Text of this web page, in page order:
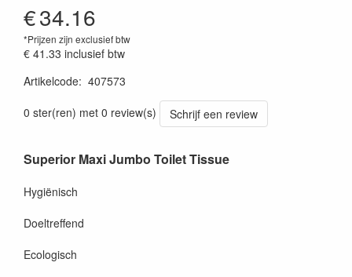
€34.16
*Prijzen zijn exclusief btw
€ 41.33 inclusief btw
Artikelcode: 407573
0 ster(ren) met 0 review(s)
Schrijf een review
Superior Maxi Jumbo Toilet Tissue
Hygiënisch
Doeltreffend
Ecologisch